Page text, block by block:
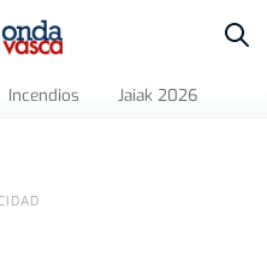
Incendios Jaiak 2026